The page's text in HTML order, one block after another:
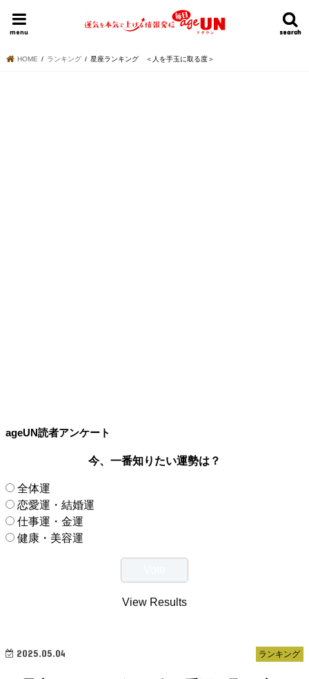
search
search
menu
HOME 明日の運勢ランキング 今週の運勢
HOME ランキング 星座ランキング ＜人を手玉に取る度＞
ageUN読者アンケート
今、一番知りたい運勢は？
全体運
恋愛運・結婚運
仕事運・金運
健康・美容運
View Results
ランキング
2025.05.04